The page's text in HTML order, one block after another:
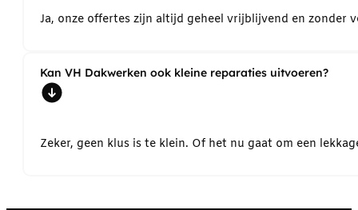
Ja, onze offertes zijn altijd geheel vrijblijvend en
Kan VH Dakwerken ook kleine reparaties uitvoeren?
Zeker, geen klus is te klein. Of het nu gaat om een